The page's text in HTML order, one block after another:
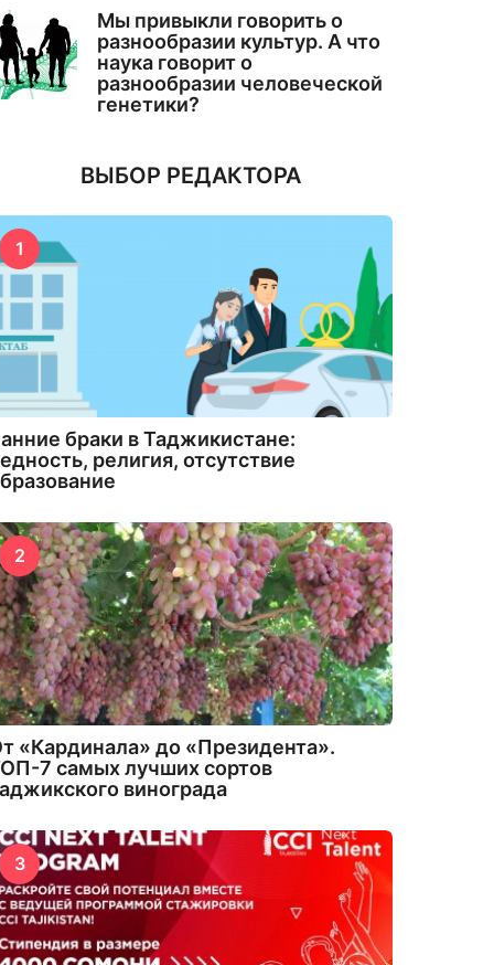
Мы привыкли говорить о
разнообразии культур. А что
наука говорит о
разнообразии человеческой
генетики?
ВЫБОР РЕДАКТОРА
1
браки в Таджикистане:
религия, отсутствие
2
«Кардинала» до «Президента».
7 самых лучших сортов
винограда
3